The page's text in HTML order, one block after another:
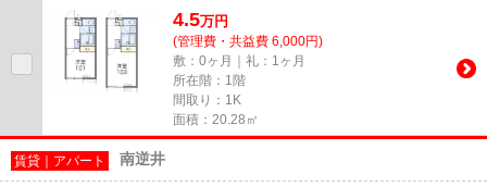
4.5万円
(管理費・共益費 6,000円)
敷：0ヶ月｜礼：1ヶ月
所在階：1階
間取り：1K
面積：20.28㎡
賃貸｜アパート 南逆井